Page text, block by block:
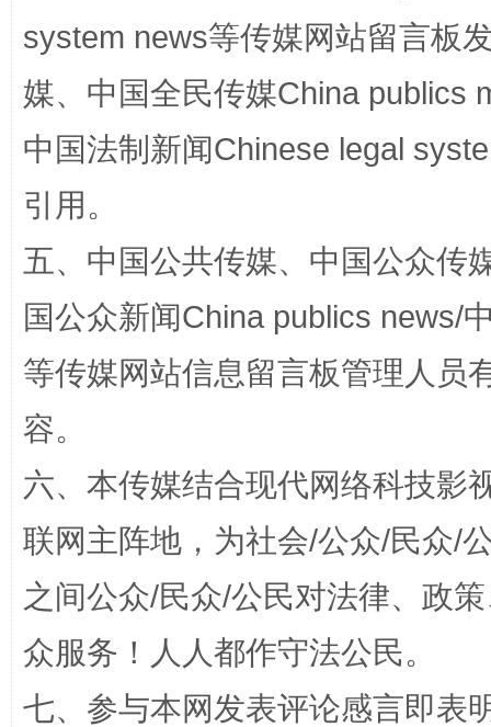
站台名比不上好声名
漫山遍野的桃花与雪山、麦地、白藏房 除
system news等传媒网站留言板
媒、中国全民传媒China publics
中国法制新闻Chinese legal
引用。
五、中国公共传媒、中国公众传
国公众新闻China publics news/
等传媒网站信息留言板管理人员
容。
六、本传媒结合现代网络科技影
联网主阵地，为社会/公众/民众/
之间公众/民众/公民对法律、政
众服务！人人都作守法公民。
七、参与本网发表评论感言即表